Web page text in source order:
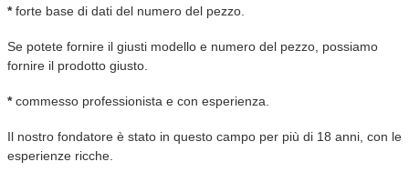
*forte base di dati del numero del pezzo.
Se potete fornire il giusti modello e numero del pezzo, possiamo
fornire il prodotto giusto.
*commesso professionista e con esperienza.
Il nostro fondatore è stato in questo campo per più di 18 anni, con le
esperienze ricche.